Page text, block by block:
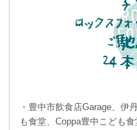
・豊中市飲食店Garage、伊
も食堂、Coppa豊中こども